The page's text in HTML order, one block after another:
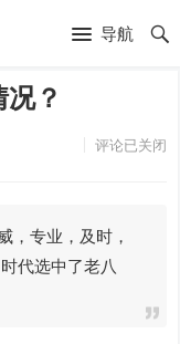
导航
？
评论已关闭
专业，及时，
代选中了老八